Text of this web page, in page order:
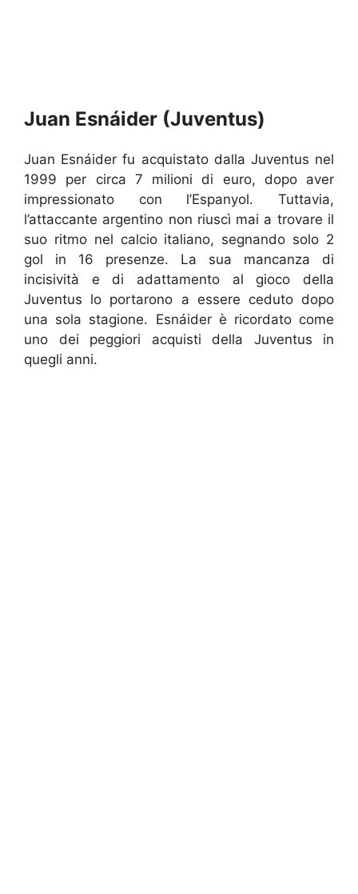
Juan Esnáider (Juventus)
Juan Esnáider fu acquistato dalla Juventus nel
1999 per circa 7 milioni di euro, dopo aver
impressionato con l’Espanyol. Tuttavia,
l’attaccante argentino non riuscì mai a trovare il
suo ritmo nel calcio italiano, segnando solo 2
gol in 16 presenze. La sua mancanza di
incisività e di adattamento al gioco della
Juventus lo portarono a essere ceduto dopo
una sola stagione. Esnáider è ricordato come
uno dei peggiori acquisti della Juventus in
quegli anni.